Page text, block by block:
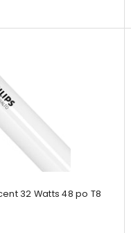
32 Watts 48 po T8